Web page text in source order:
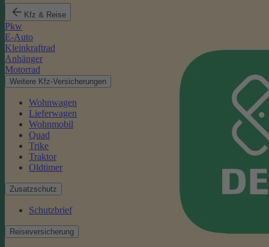
Kfz & Reise
Pkw
E-Auto
Kleinkraftrad
Anhänger
Motorrad
Weitere Kfz-Versicherungen
Wohnwagen
Lieferwagen
Wohnmobil
Quad
Trike
Traktor
Oldtimer
Zusatzschutz
Schutzbrief
Reiseversicherung